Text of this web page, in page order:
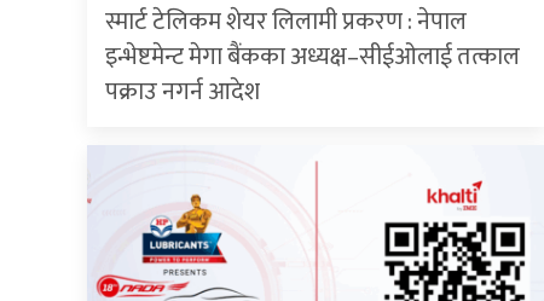
स्मार्ट टेलिकम शेयर लिलामी प्रकरण : नेपाल
इन्भेष्टमेन्ट मेगा बैंकका अध्यक्ष–सीईओलाई तत्काल
पक्राउ नगर्न आदेश